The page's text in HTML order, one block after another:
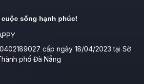
cuộc sống hạnh phúc!
cấp ngày 18/04/2023 tại Sở
phố Đà Nẵng